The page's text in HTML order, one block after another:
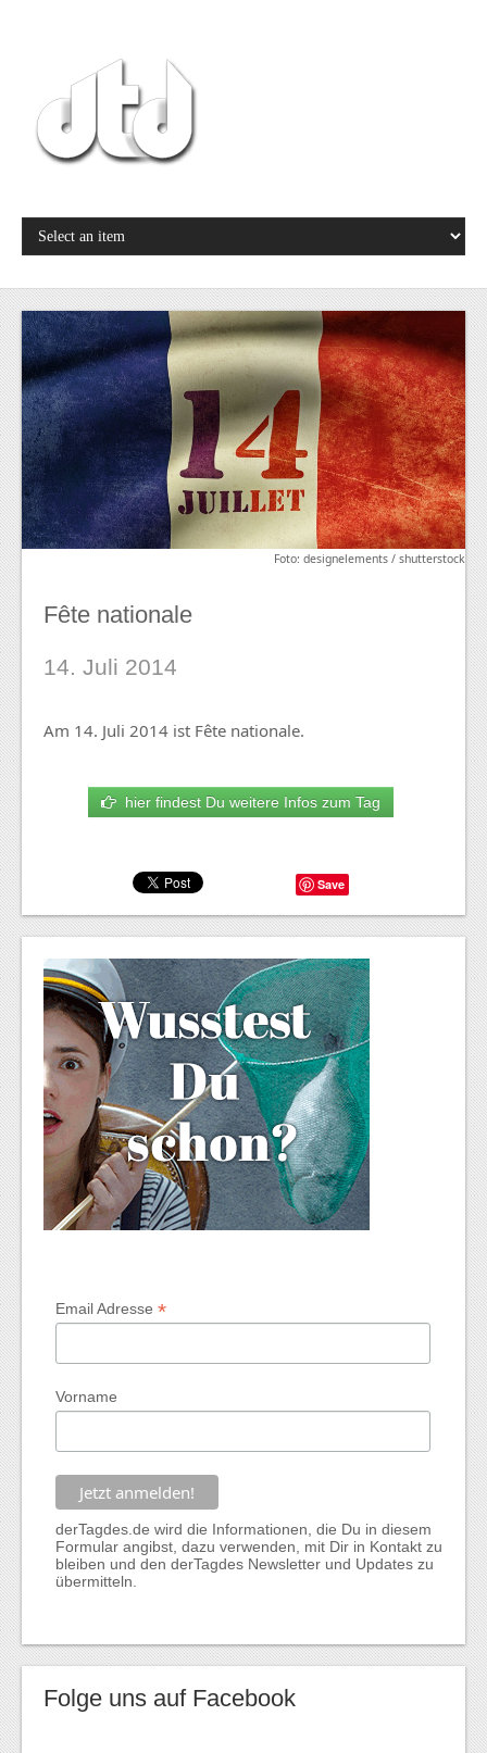
Foto: designelements / shutterstock
Fête nationale
14. Juli 2014
Am 14. Juli 2014 ist Fête nationale.
hier findest Du weitere Infos zum Tag
Save
Email Adresse*
Vorname
derTagdes.de wird die Informationen, die Du in diesem
Formular angibst, dazu verwenden, mit Dir in Kontakt zu
bleiben und den derTagdes Newsletter und Updates zu
übermitteln.
Folge uns auf Facebook